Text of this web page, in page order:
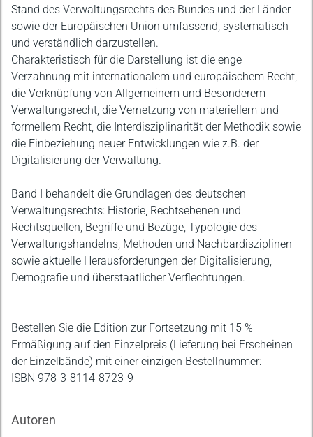
Stand des Verwaltungsrechts des Bundes und der Länder
sowie der Europäischen Union umfassend, systematisch
und verständlich darzustellen.
Charakteristisch für die Darstellung ist die enge
Verzahnung mit internationalem und europäischem Recht,
die Verknüpfung von Allgemeinem und Besonderem
Verwaltungsrecht, die Vernetzung von materiellem und
formellem Recht, die Interdisziplinarität der Methodik sowie
die Einbeziehung neuer Entwicklungen wie z.B. der
Digitalisierung der Verwaltung.
Band I behandelt die Grundlagen des deutschen
Verwaltungsrechts: Historie, Rechtsebenen und
Rechtsquellen, Begriffe und Bezüge, Typologie des
Verwaltungshandelns, Methoden und Nachbardisziplinen
sowie aktuelle Herausforderungen der Digitalisierung,
Demografie und überstaatlicher Verflechtungen.
Bestellen Sie die Edition zur Fortsetzung mit 15 %
Ermäßigung auf den Einzelpreis (Lieferung bei Erscheinen
der Einzelbände) mit einer einzigen Bestellnummer:
ISBN 978-3-8114-8723-9
Autoren